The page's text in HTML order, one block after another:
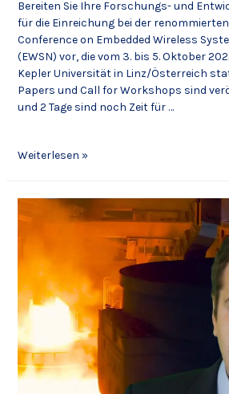
Bereiten Sie Ihre Forschungs- und
für die Einreichung bei der
Conference on Embedded Wireless
(EWSN) vor, die vom 3. bis 5. Oktober
Kepler Universität in Linz/Österreich
Papers und Call for Workshops sind
und 2 Tage sind noch Zeit für …
Weiterlesen »